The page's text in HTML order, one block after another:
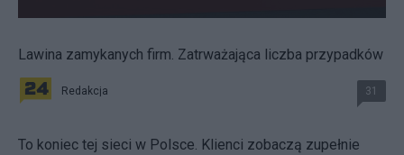
Lawina zamykanych firm. Zatrważająca liczba przypadków
Redakcja 31
To koniec tej sieci w Polsce. Klienci zobaczą zupełnie